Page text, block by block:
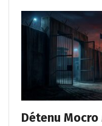
Détenu